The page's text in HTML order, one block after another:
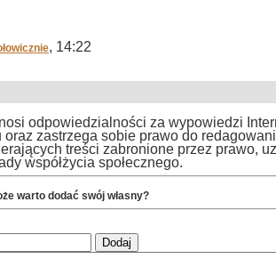
, 14:22
odpowiedzialności za wypowiedzi
oraz zastrzega sobie prawo do
treści zabronione przez prawo,
współżycia społecznego.
warto dodać swój własny?